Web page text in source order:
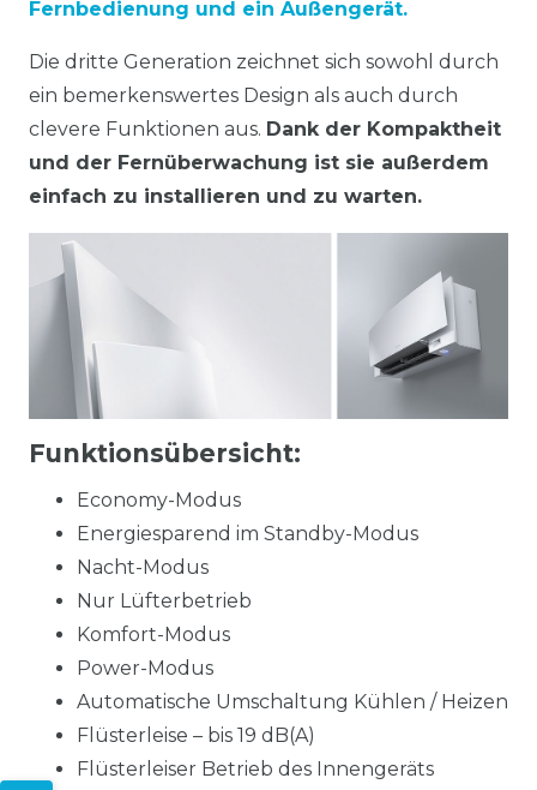
Fernbedienung und ein Außengerät.
Die dritte Generation zeichnet sich sowohl durch
ein bemerkenswertes Design als auch durch
clevere Funktionen aus. Dank der Kompaktheit
und der Fernüberwachung ist sie außerdem
einfach zu installieren und zu warten.
Funktionsübersicht:
Economy-Modus
Energiesparend im Standby-Modus
Nacht-Modus
Nur Lüfterbetrieb
Komfort-Modus
Power-Modus
Automatische Umschaltung Kühlen / Heizen
Flüsterleise – bis 19 dB(A)
Flüsterleiser Betrieb des Innengeräts